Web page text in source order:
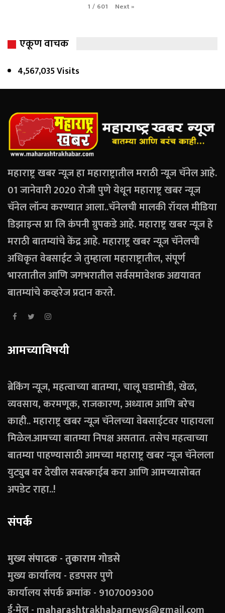
1 / 601 Next»
एकूण वाचक
4,567,035 Visits
महाराष्ट्र खबर न्यूज हा महाराष्ट्रातील मराठी न्यूज चॅनेल आहे.
01 जानेवारी 2020 रोजी पुणे येथून महाराष्ट्र खबर न्यूज
चॅनेल लॉन्च करण्यात आला..चॅनेलची मालकी रॉयल मीडिया
डिझाइन्स प्रा लि कंपनी ग्रुपकडे आहे. महाराष्ट्र खबर न्यूज हे
मराठी बातम्यांचे केंद्र आहे. महाराष्ट्र खबर न्यूज चॅनेलची
अधिकृत वेबसाईट जे तुम्हाला महाराष्ट्रातील, संपूर्ण
भारतातील आणि जगभरातील सर्वसमावेशक अद्ययावत
बातम्यांचे कव्हरेज प्रदान करते.
आमच्याविषयी
ब्रेकिंग न्यूज, महत्वाच्या बातम्या, चालू घडामोडी, खेळ,
व्यवसाय, करमणूक, राजकारण, अध्यात्म आणि बरेच
काही.. महाराष्ट्र खबर न्यूज चॅनेलच्या वेबसाईटवर पाहायला
मिळेल.आमच्या बातम्या निपक्ष असतात. तसेच महत्वाच्या
बातम्या पाहण्यासाठी आमच्या महाराष्ट्र खबर न्यूज चॅनेलला
युट्युब वर देखील सबस्क्राईब करा आणि आमच्यासोबत
अपडेट राहा..!
संपर्क
मुख्य संपादक - तुकाराम गोडसे
मुख्य कार्यालय - हडपसर पुणे
कार्यालय संपर्क क्रमांक - 9107009300